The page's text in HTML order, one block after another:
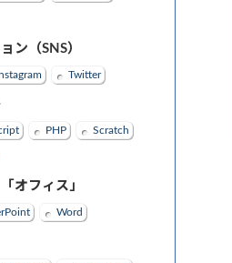
ン（SNS）
Twitter
PHP Scratch
オフィス」
Word